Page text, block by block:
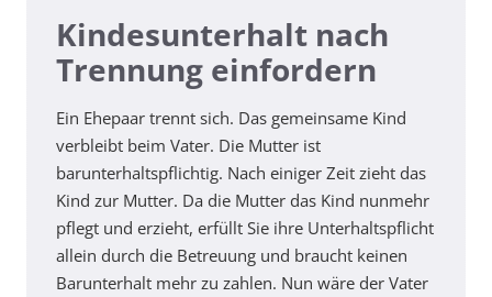
Kindesunterhalt nach
Trennung einfordern
Ein Ehepaar trennt sich. Das gemeinsame Kind
verbleibt beim Vater. Die Mutter ist
barunterhaltspflichtig. Nach einiger Zeit zieht das
Kind zur Mutter. Da die Mutter das Kind nunmehr
pflegt und erzieht, erfüllt Sie ihre Unterhaltspflicht
allein durch die Betreuung und braucht keinen
Barunterhalt mehr zu zahlen. Nun wäre der Vater